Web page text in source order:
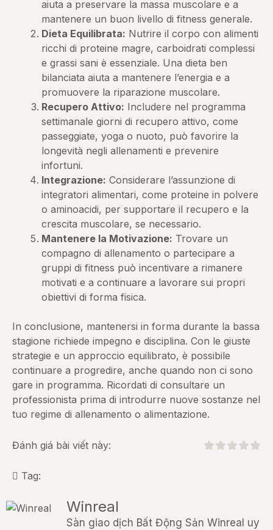
aiuta a preservare la massa muscolare e a
mantenere un buon livello di fitness generale.
Dieta Equilibrata: Nutrire il corpo con alimenti
ricchi di proteine magre, carboidrati complessi
e grassi sani è essenziale. Una dieta ben
bilanciata aiuta a mantenere l’energia e a
promuovere la riparazione muscolare.
Recupero Attivo: Includere nel programma
settimanale giorni di recupero attivo, come
passeggiate, yoga o nuoto, può favorire la
longevità negli allenamenti e prevenire
infortuni.
Integrazione: Considerare l’assunzione di
integratori alimentari, come proteine in polvere
o aminoacidi, per supportare il recupero e la
crescita muscolare, se necessario.
Mantenere la Motivazione: Trovare un
compagno di allenamento o partecipare a
gruppi di fitness può incentivare a rimanere
motivati e a continuare a lavorare sui propri
obiettivi di forma fisica.
In conclusione, mantenersi in forma durante la bassa
stagione richiede impegno e disciplina. Con le giuste
strategie e un approccio equilibrato, è possibile
continuare a progredire, anche quando non ci sono
gare in programma. Ricordati di consultare un
professionista prima di introdurre nuove sostanze nel
tuo regime di allenamento o alimentazione.
Đánh giá bài viết này:
Tag:
Winreal
Sàn giao dịch Bất Động Sản Winreal uy